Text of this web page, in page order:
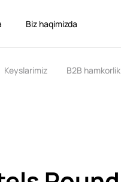
Biz haqimizda
Keyslarimiz B2B hamkorlik